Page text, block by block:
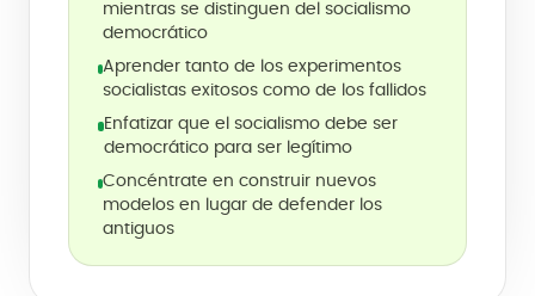
mientras se distinguen del socialismo
democrático
Aprender tanto de los experimentos
socialistas exitosos como de los fallidos
Enfatizar que el socialismo debe ser
democrático para ser legítimo
Concéntrate en construir nuevos
modelos en lugar de defender los
antiguos